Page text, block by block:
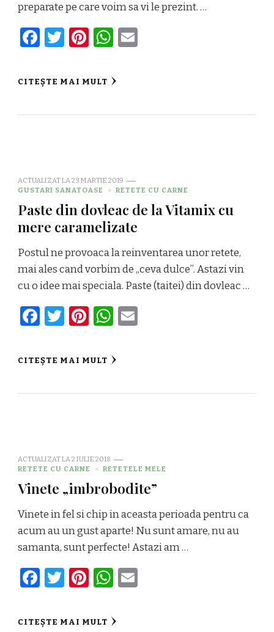
preparate pe care voim sa vi le prezint. …
Facebook
Twitter
Pinterest
WhatsApp
CITEȘTE MAI MULT
ACTUALIZAT LA23 MARTIE 2019
GUSTARI SANATOASE
RETETE CU CARNE
Paste din dovleac de la Vitamix cu
mere caramelizate
Postul ne provoaca la reinventarea unor retete,
mai ales cand vorbim de „ceva dulce”. Astazi vin
cu o idee mai speciala. Paste (taitei) din dovleac …
Facebook
Twitter
Pinterest
WhatsApp
CITEȘTE MAI MULT
ACTUALIZAT LA2 IULIE 2018
RETETE CU CARNE
RETETELE MELE
Vinete „imbrobodite”
Vinete in fel si chip in aceasta perioada pentru ca
acum au un gust aparte! Nu sunt amare, nu au
samanta, sunt perfecte! Astazi am …
Facebook
Twitter
Pinterest
WhatsApp
CITEȘTE MAI MULT